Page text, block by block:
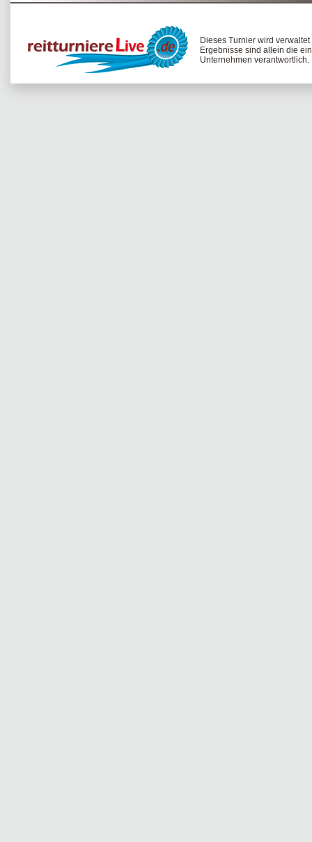
Dieses Turnier wird
Ergebnisse sind allein die
Unternehmen verantwortlich.